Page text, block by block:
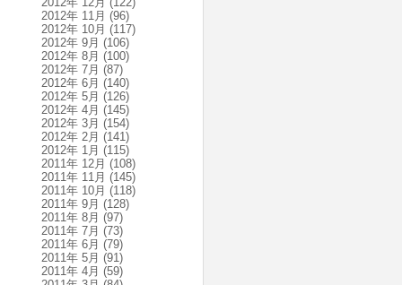
2012年 11月 (96)
2012年 10月 (117)
2012年 9月 (106)
2012年 8月 (100)
2012年 7月 (87)
2012年 6月 (140)
2012年 5月 (126)
2012年 4月 (145)
2012年 3月 (154)
2012年 2月 (141)
2012年 1月 (115)
2011年 12月 (108)
2011年 11月 (145)
2011年 10月 (118)
2011年 9月 (128)
2011年 8月 (97)
2011年 7月 (73)
2011年 6月 (79)
2011年 5月 (91)
2011年 4月 (59)